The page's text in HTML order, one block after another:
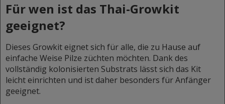
Für wen ist das Thai-Growkit
geeignet?
Dieses Growkit eignet sich für alle, die zu Hause auf
einfache Weise Pilze züchten möchten. Dank des
vollständig kolonisierten Substrats lässt sich das Kit
leicht einrichten und ist daher besonders für Anfänger
geeignet.